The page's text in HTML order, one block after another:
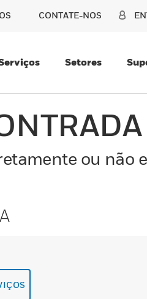
CONTATE-NOS
Setores
ou não